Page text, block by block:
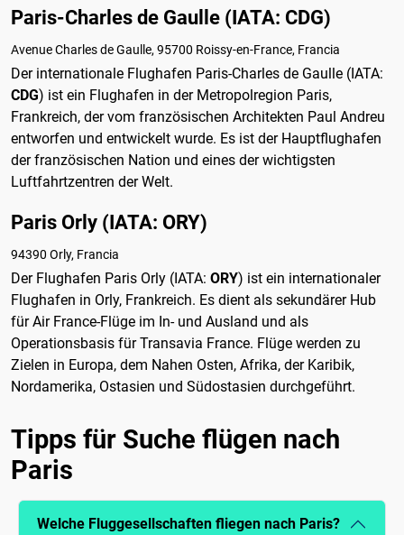
Paris-Charles de Gaulle (IATA: CDG)
Avenue Charles de Gaulle, 95700 Roissy-en-France, Francia
Der internationale Flughafen Paris-Charles de Gaulle (IATA:
CDG) ist ein Flughafen in der Metropolregion Paris,
Frankreich, der vom französischen Architekten Paul Andreu
entworfen und entwickelt wurde. Es ist der Hauptflughafen
der französischen Nation und eines der wichtigsten
Luftfahrtzentren der Welt.
Paris Orly (IATA: ORY)
94390 Orly, Francia
Der Flughafen Paris Orly (IATA: ORY) ist ein internationaler
Flughafen in Orly, Frankreich. Es dient als sekundärer Hub
für Air France-Flüge im In- und Ausland und als
Operationsbasis für Transavia France. Flüge werden zu
Zielen in Europa, dem Nahen Osten, Afrika, der Karibik,
Nordamerika, Ostasien und Südostasien durchgeführt.
Tipps für Suche flügen nach
Paris
Welche Fluggesellschaften fliegen nach Paris?